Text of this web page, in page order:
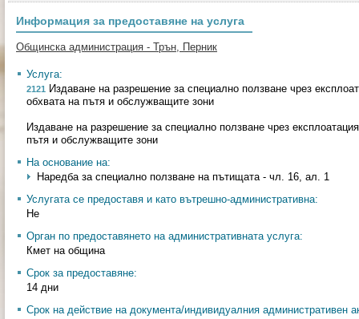
Информация за предоставяне на услуга
Общинска администрация - Трън, Перник
Услуга:
2121 Издаване на разрешение за специално ползване чрез
обхвата на пътя и обслужващите зони
Издаване на разрешение за специално ползване чрез
пътя и обслужващите зони
На основание на:
Наредба за специално ползване на пътищата - чл. 16, ал. 1
Услугата се предоставя и като вътрешно-административна:
Не
Орган по предоставянето на административната услуга:
Кмет на община
Срок за предоставяне:
14 дни
Срок на действие на документа/индивидуалния административен